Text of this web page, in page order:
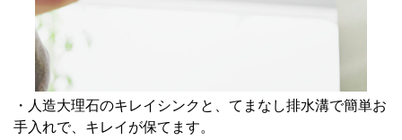
・人造大理石のキレイシンクと、てまなし排水溝で簡単お
手入れで、キレイが保てます。